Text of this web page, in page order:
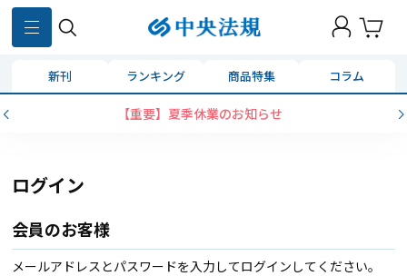
新刊 ランキング 商品特集 コラム
【重要】夏季休業のお知らせ
ログイン
会員のお客様
メールアドレスとパスワードを入力してログインしてください。